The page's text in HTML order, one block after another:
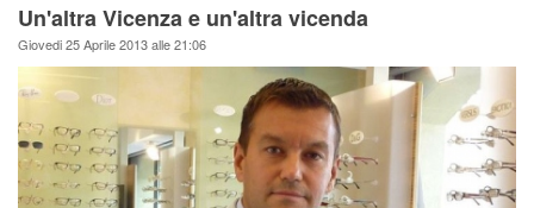
Un'altra Vicenza e un'altra vicenda
Giovedi 25 Aprile 2013 alle 21:06